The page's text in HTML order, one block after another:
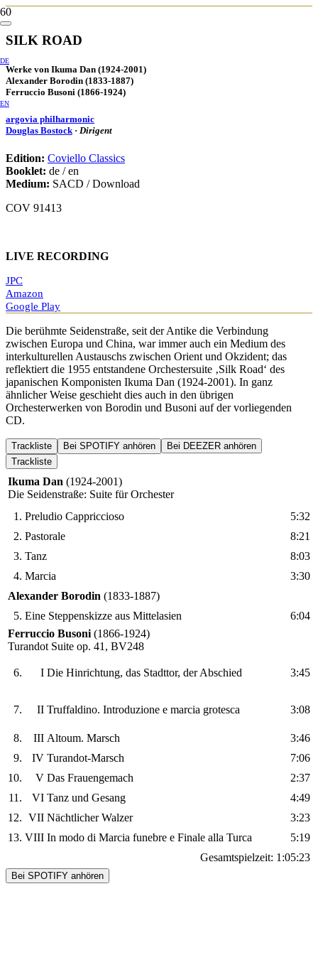
DE
EN
SILK ROAD
Werke von Ikuma Dan (1924-2001)
Alexander Borodin (1833-1887)
Ferruccio Busoni (1866-1924)
argovia philharmonic
Douglas Bostock· Dirigent
Edition: Coviello Classics
Booklet: de / en
Medium: SACD / Download
COV 91413
LIVE RECORDING
JPC
Amazon
Google Play
Die berühmte Seidenstraße, seit der Antike die Verbindung
zwischen Europa und China, war immer auch ein Medium des
interkulturellen Austauschs zwischen Orient und Okzident; das
reflektiert die 1955 entstandene Orchestersuite ‚Silk Road‘ des
japanischen Komponisten Ikuma Dan (1924-2001). In ganz
ähnlicher Weise geschieht dies auch in den übrigen
Orchesterwerken von Borodin und Busoni auf der vorliegenden
CD.
Trackliste Bei SPOTIFY anhören
Bei DEEZER anhören
Trackliste
Ikuma Dan (1924-2001)
Die Seidenstraße: Suite für Orchester
1. Preludio Cappriccioso
5:32
2. Pastorale
8:21
3. Tanz
8:03
4. Marcia
3:30
Alexander Borodin (1833-1887)
5. Eine Steppenskizze aus Mittelasien
6:04
Ferruccio Busoni (1866-1924)
Turandot Suite op. 41, BV248
6. I Die Hinrichtung, das Stadttor, der Abschied 3:45
7. II Truffaldino. Introduzione e marcia grotesca 3:08
8. III Altoum. Marsch
3:46
9.
IV Turandot-Marsch
7:06
10.
V Das Frauengemach
2:37
11.
VI Tanz und Gesang
4:49
12. VII Nächtlicher Walzer
3:23
13. VIII In modo di Marcia funebre e Finale alla Turca
5:19
Gesamtspielzeit: 1:05:23
Bei SPOTIFY anhören